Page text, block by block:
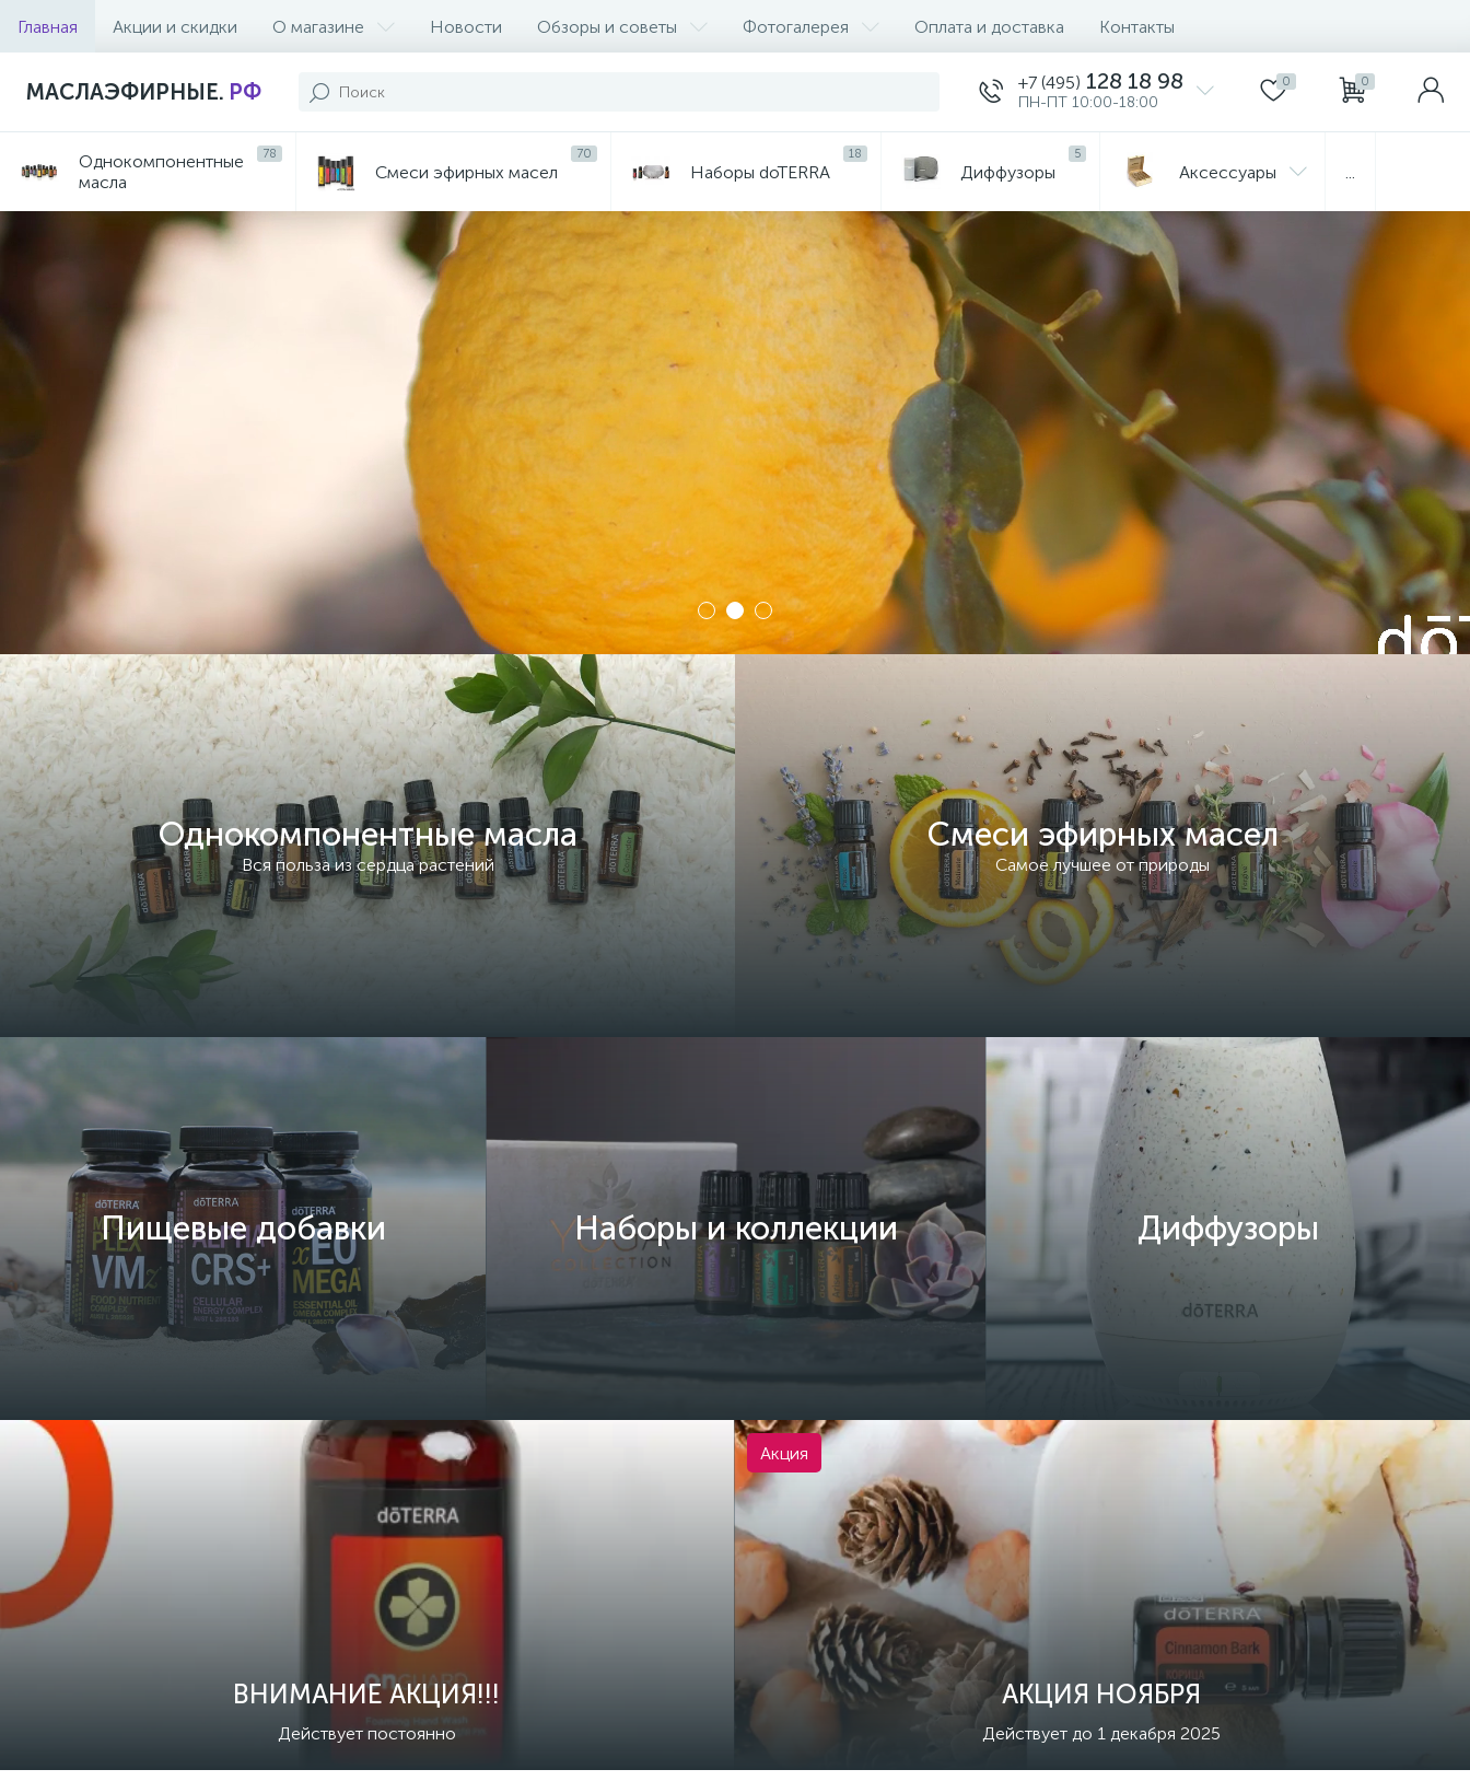
Главная Акции и скидки О магазине Новости Обзоры и советы Фотогалерея Оплата и доставка Контакты
МАСЛАЭФИРНЫЕ. РФ +7 (495) 128 18 98
ПН-ПТ 10:00-18:00
0 0
Однокомпонентные
масла
78
Смеси эфирных масел
70
Наборы doTERRA
18
Диффузоры
5
Aксессуары
Однокомпонентные масла
Вся польза из сердца растений
Смеси эфирных масел
Самое лучшее от природы
Пищевые добавки Наборы и коллекции Диффузоры
ВНИМАНИЕ АКЦИЯ!!!
Действует постоянно
АКЦИЯ НОЯБРЯ
Действует до 1 декабря 2025
Акция